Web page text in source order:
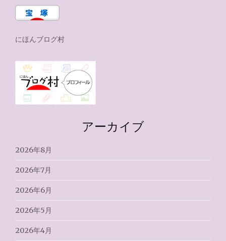
にほんブログ村
アーカイブ
2026年8月
2026年7月
2026年6月
2026年5月
2026年4月